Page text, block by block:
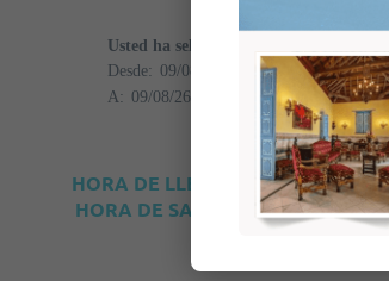
Usted ha seleccionado
Desde:
A:
HORA DE LLEGADA: 4:00PM
HORA DE SALIDA: 12:00PM